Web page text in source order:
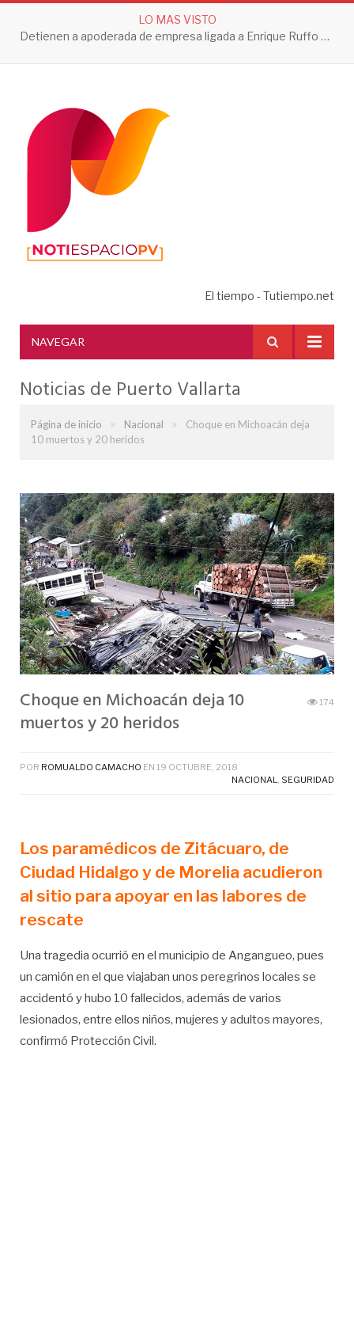
LO MAS VISTO
Detienen a apoderada de empresa ligada a Enrique Ruffo por investigación de Huachicol Fiscal
El tiempo - Tutiempo.net
NAVEGAR
Noticias de Puerto Vallarta
Página de inicio » Nacional »
Choque en Michoacán deja
10 muertos y 20 heridos
Choque en Michoacán deja 10
muertos y 20 heridos
174
POR ROMUALDO CAMACHO EN 19 OCTUBRE, 2018
NACIONAL
SEGURIDAD
Los paramédicos de Zitácuaro, de
Ciudad Hidalgo y de Morelia acudieron
al sitio para apoyar en las labores de
rescate
Una tragedia ocurrió en el municipio de Angangueo, pues
un camión en el que viajaban unos peregrinos locales se
accidentó y hubo 10 fallecidos, además de varios
lesionados, entre ellos niños, mujeres y adultos mayores,
confirmó Protección Civil.